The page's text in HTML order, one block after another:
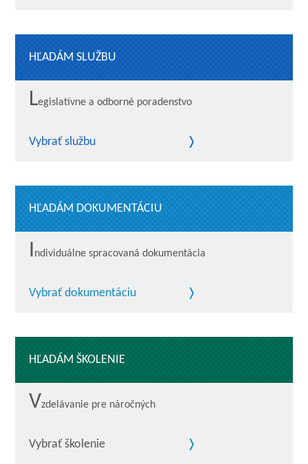
HĽADÁM SLUŽBU
Legislatívne a odborné poradenstvo
Vybrať službu
HĽADÁM DOKUMENTÁCIU
Individuálne spracovaná dokumentácia
Vybrať dokumentáciu
HĽADÁM ŠKOLENIE
Vzdelávanie pre náročných
Vybrať školenie